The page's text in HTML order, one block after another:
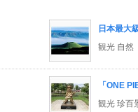
日本最大
観光 自然
「ONE
観光 珍百